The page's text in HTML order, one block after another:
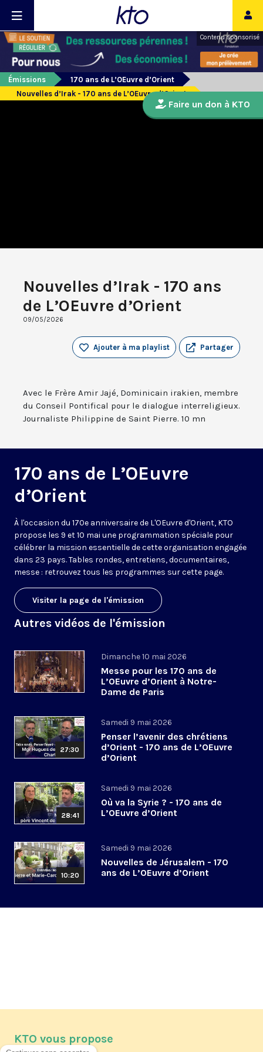
Contenu sponsorisé
Émissions
170 ans de L’OEuvre d’Orient
Nouvelles d’Irak - 170 ans de L’OEuvre d’Orient
Nouvelles d’Irak - 170 ans
de L’OEuvre d’Orient
09/05/2026
Partager
Ajouter à ma playlist
Avec le Frère Amir Jajé, Dominicain irakien, membre
du Conseil Pontifical pour le dialogue interreligieux.
Journaliste Philippine de Saint Pierre. 10 mn
170 ans de L’OEuvre
d’Orient
À l'occasion du 170e anniversaire de L'OEuvre d'Orient, KTO
propose les 9 et 10 mai une programmation spéciale pour
célébrer la mission essentielle de cette organisation engagée
dans 23 pays. Tables rondes, entretiens, documentaires,
messe : retrouvez tous les programmes sur cette page.
Visiter la page de l'émission
Autres vidéos de l'émission
Dimanche 10 mai 2026
Messe pour les 170 ans de
L’OEuvre d’Orient à Notre-
Dame de Paris
27:30
Samedi 9 mai 2026
Penser l’avenir des chrétiens
d’Orient - 170 ans de L’OEuvre
d’Orient
28:41
Samedi 9 mai 2026
Où va la Syrie ? - 170 ans de
L’OEuvre d’Orient
10:20
Samedi 9 mai 2026
Nouvelles de Jérusalem - 170
ans de L’OEuvre d’Orient
Faire un don à KTO
KTO vous propose